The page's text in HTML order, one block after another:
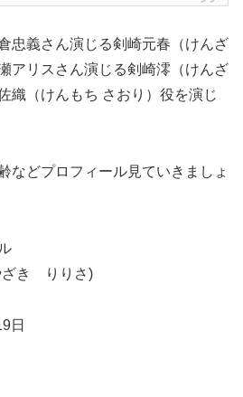
忠義さん演じる剣崎元春（けんざ
アリスさん演じる剣崎澪（けんざ
織（けんもち さおり）役を演じ
などプロフィール見ていきましょ
ざき りりさ)
日